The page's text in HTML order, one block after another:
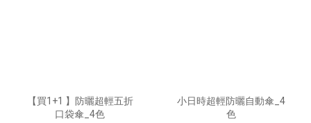
【買1+1 】防曬超輕五折
口袋傘_4色
小日時超輕防曬自動傘_4
色